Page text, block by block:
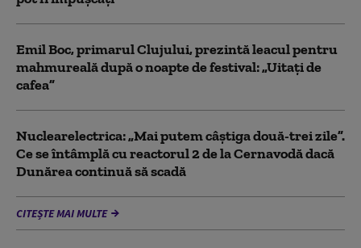
Emil Boc, primarul Clujului, prezintă leacul pentru
mahmureală după o noapte de festival: „Uitați de
cafea”
Nuclearelectrica: „Mai putem câștiga două-trei zile”.
Ce se întâmplă cu reactorul 2 de la Cernavodă dacă
Dunărea continuă să scadă
CITEȘTE MAI MULTE